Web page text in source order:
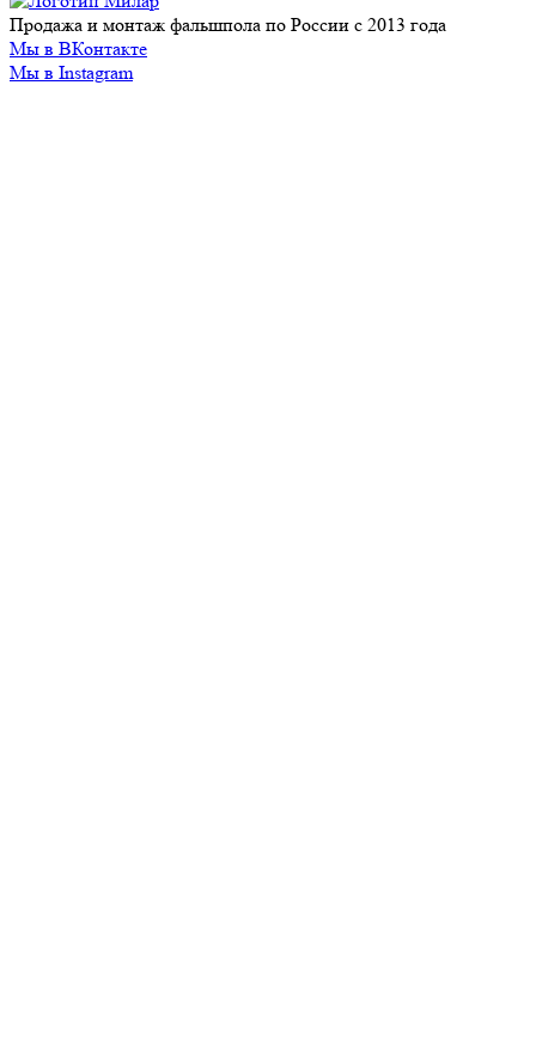
Продажа и монтаж фальшпола по России с 2013 года
Мы в ВКонтакте
Мы в Instagram